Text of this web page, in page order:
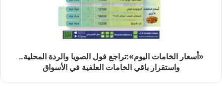
«أسعار الخامات اليوم»:تراجع فول الصويا والردة المحلية..
واستقرار باقي الخامات العلفية في الأسواق